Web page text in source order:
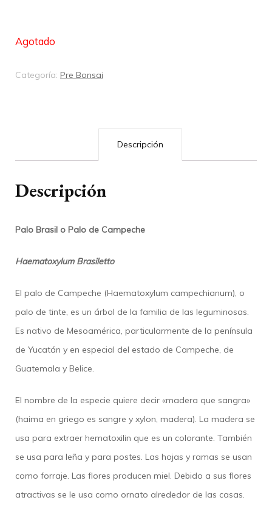
Agotado
Categoría: Pre Bonsai
Descripción
Descripción
Palo Brasil o Palo de Campeche
Haematoxylum Brasiletto
El palo de Campeche (Haematoxylum campechianum), o
palo de tinte, es un árbol de la familia de las leguminosas.
Es nativo de Mesoamérica, particularmente de la península
de Yucatán y en especial del estado de Campeche, de
Guatemala y Belice.
El nombre de la especie quiere decir «madera que sangra»
(haima en griego es sangre y xylon, madera). La madera se
usa para extraer hematoxilin que es un colorante. También
se usa para leña y para postes. Las hojas y ramas se usan
como forraje. Las flores producen miel. Debido a sus flores
atractivas se le usa como ornato alrededor de las casas.